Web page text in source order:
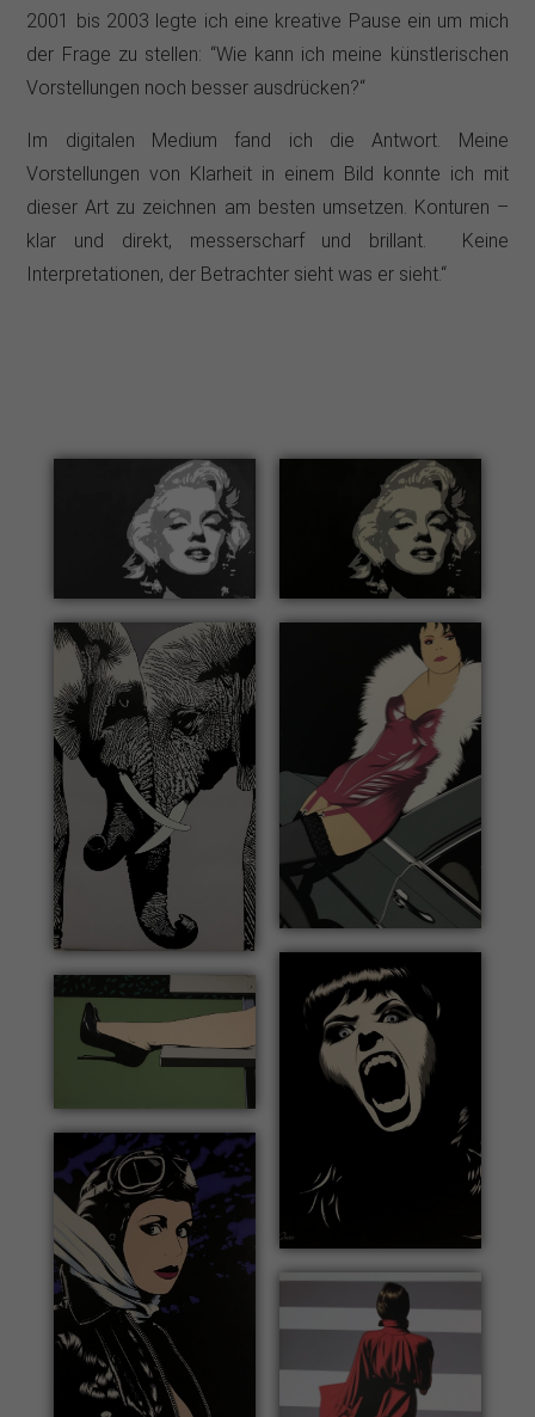
2001 bis 2003 legte ich eine kreative Pause ein um mich
der Frage zu stellen: “Wie kann ich meine künstlerischen
Vorstellungen noch besser ausdrücken?“
Im digitalen Medium fand ich die Antwort. Meine
Vorstellungen von Klarheit in einem Bild konnte ich mit
dieser Art zu zeichnen am besten umsetzen. Konturen –
klar und direkt, messerscharf und brillant. Keine
Interpretationen, der Betrachter sieht was er sieht.“